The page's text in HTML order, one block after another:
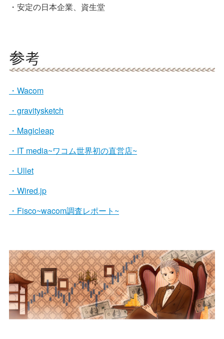
・安定の日本企業、資生堂
・Wacom
・gravitysketch
・Magicleap
・IT media~ワコム世界初の直営店~
・Ullet
・Wired.jp
・Fisco~wacom調査レポート~